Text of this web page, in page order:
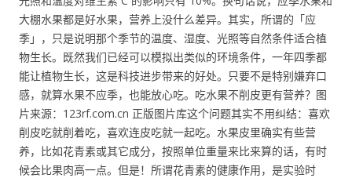
大棚水果都是好水果，营养上没什么差异。其实，所谓的「应
季」，只是说明那个季节的温度、湿度、光照等自然条件适合植
物生长。既然我们已经可以模拟出类似的环境条件，一年四季都
能让植物生长，这是科技进步带来的好处。只要不是特别嫌弃口
感，就算水果不应季，也能放心吃。吃水果不削皮更有营养？图
片来源：123rf.com.cn 正版图片库这个问题其实不用纠结：喜欢
削皮吃就削着吃，喜欢连皮吃就一起吃。水果皮里确实有些营
养，比如花青素或其它成分，按照单位重量来比来算的话，有时
候会比果肉高一点。但是！所谓花青素的健康作用，是实验时